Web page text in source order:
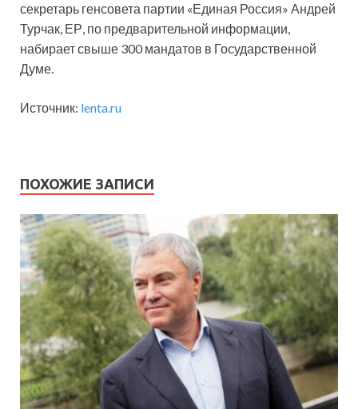
секретарь генсовета партии «Единая Россия» Андрей
Турчак, ЕР, по предварительной информации,
набирает свыше 300 мандатов в Государственной
Думе.
Источник: lenta.ru
ПОХОЖИЕ ЗАПИСИ